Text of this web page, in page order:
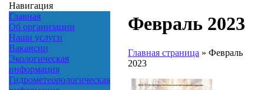
Навигация
Главная
Об организации
Наши услуги
Вакансии
Экологическая
информация
Гидрометеорологическая
Февраль 2023
Главная страница » Февраль
2023